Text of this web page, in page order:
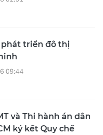
phát triển đô thị
09:44
và Thi hành án dân
ký kết Quy chế